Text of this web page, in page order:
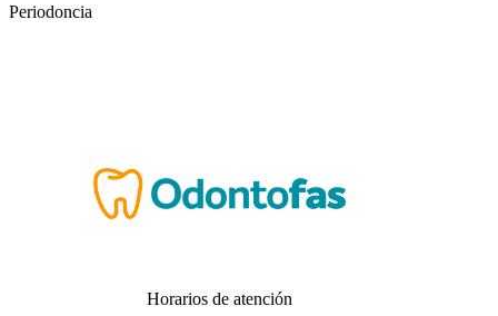
Periodoncia
Horarios de atención